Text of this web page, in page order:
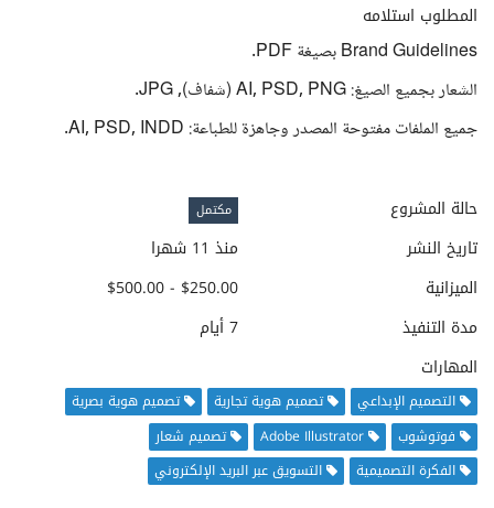
المطلوب استلامه
Brand Guidelines بصيغة PDF.
الشعار بجميع الصيغ: AI, PSD, PNG (شفاف), JPG.
جميع الملفات مفتوحة المصدر وجاهزة للطباعة: AI, PSD, INDD.
حالة المشروع مكتمل
تاريخ النشر
منذ 11 شهرا
الميزانية
$250.00 - $500.00
مدة التنفيذ
7 أيام
المهارات
التصميم الإبداعي تصميم هوية تجارية
تصميم هوية بصرية
فوتوشوب
Adobe Illustrator
تصميم شعار
الفكرة التصميمية
التسويق عبر البريد الإلكتروني